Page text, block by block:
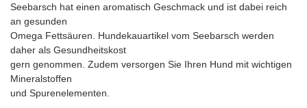
Seebarsch hat einen aromatisch Geschmack und ist dabei reich
an gesunden
Omega Fettsäuren. Hundekauartikel vom Seebarsch werden
daher als Gesundheitskost
gern genommen. Zudem versorgen Sie Ihren Hund mit wichtigen
Mineralstoffen
und Spurenelementen.